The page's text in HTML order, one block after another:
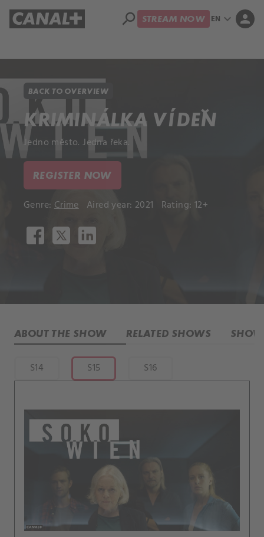
search STREAM NOW EN expand_more person
BACK TO OVERVIEW
KRIMINÁLKA VÍDEŇ
Jedno město. Jedna řeka.
REGISTER NOW
Genre: Crime Aired year: 2021 Rating: 12+
ABOUT THE SHOW RELATED SHOWS
S14 S15 S16